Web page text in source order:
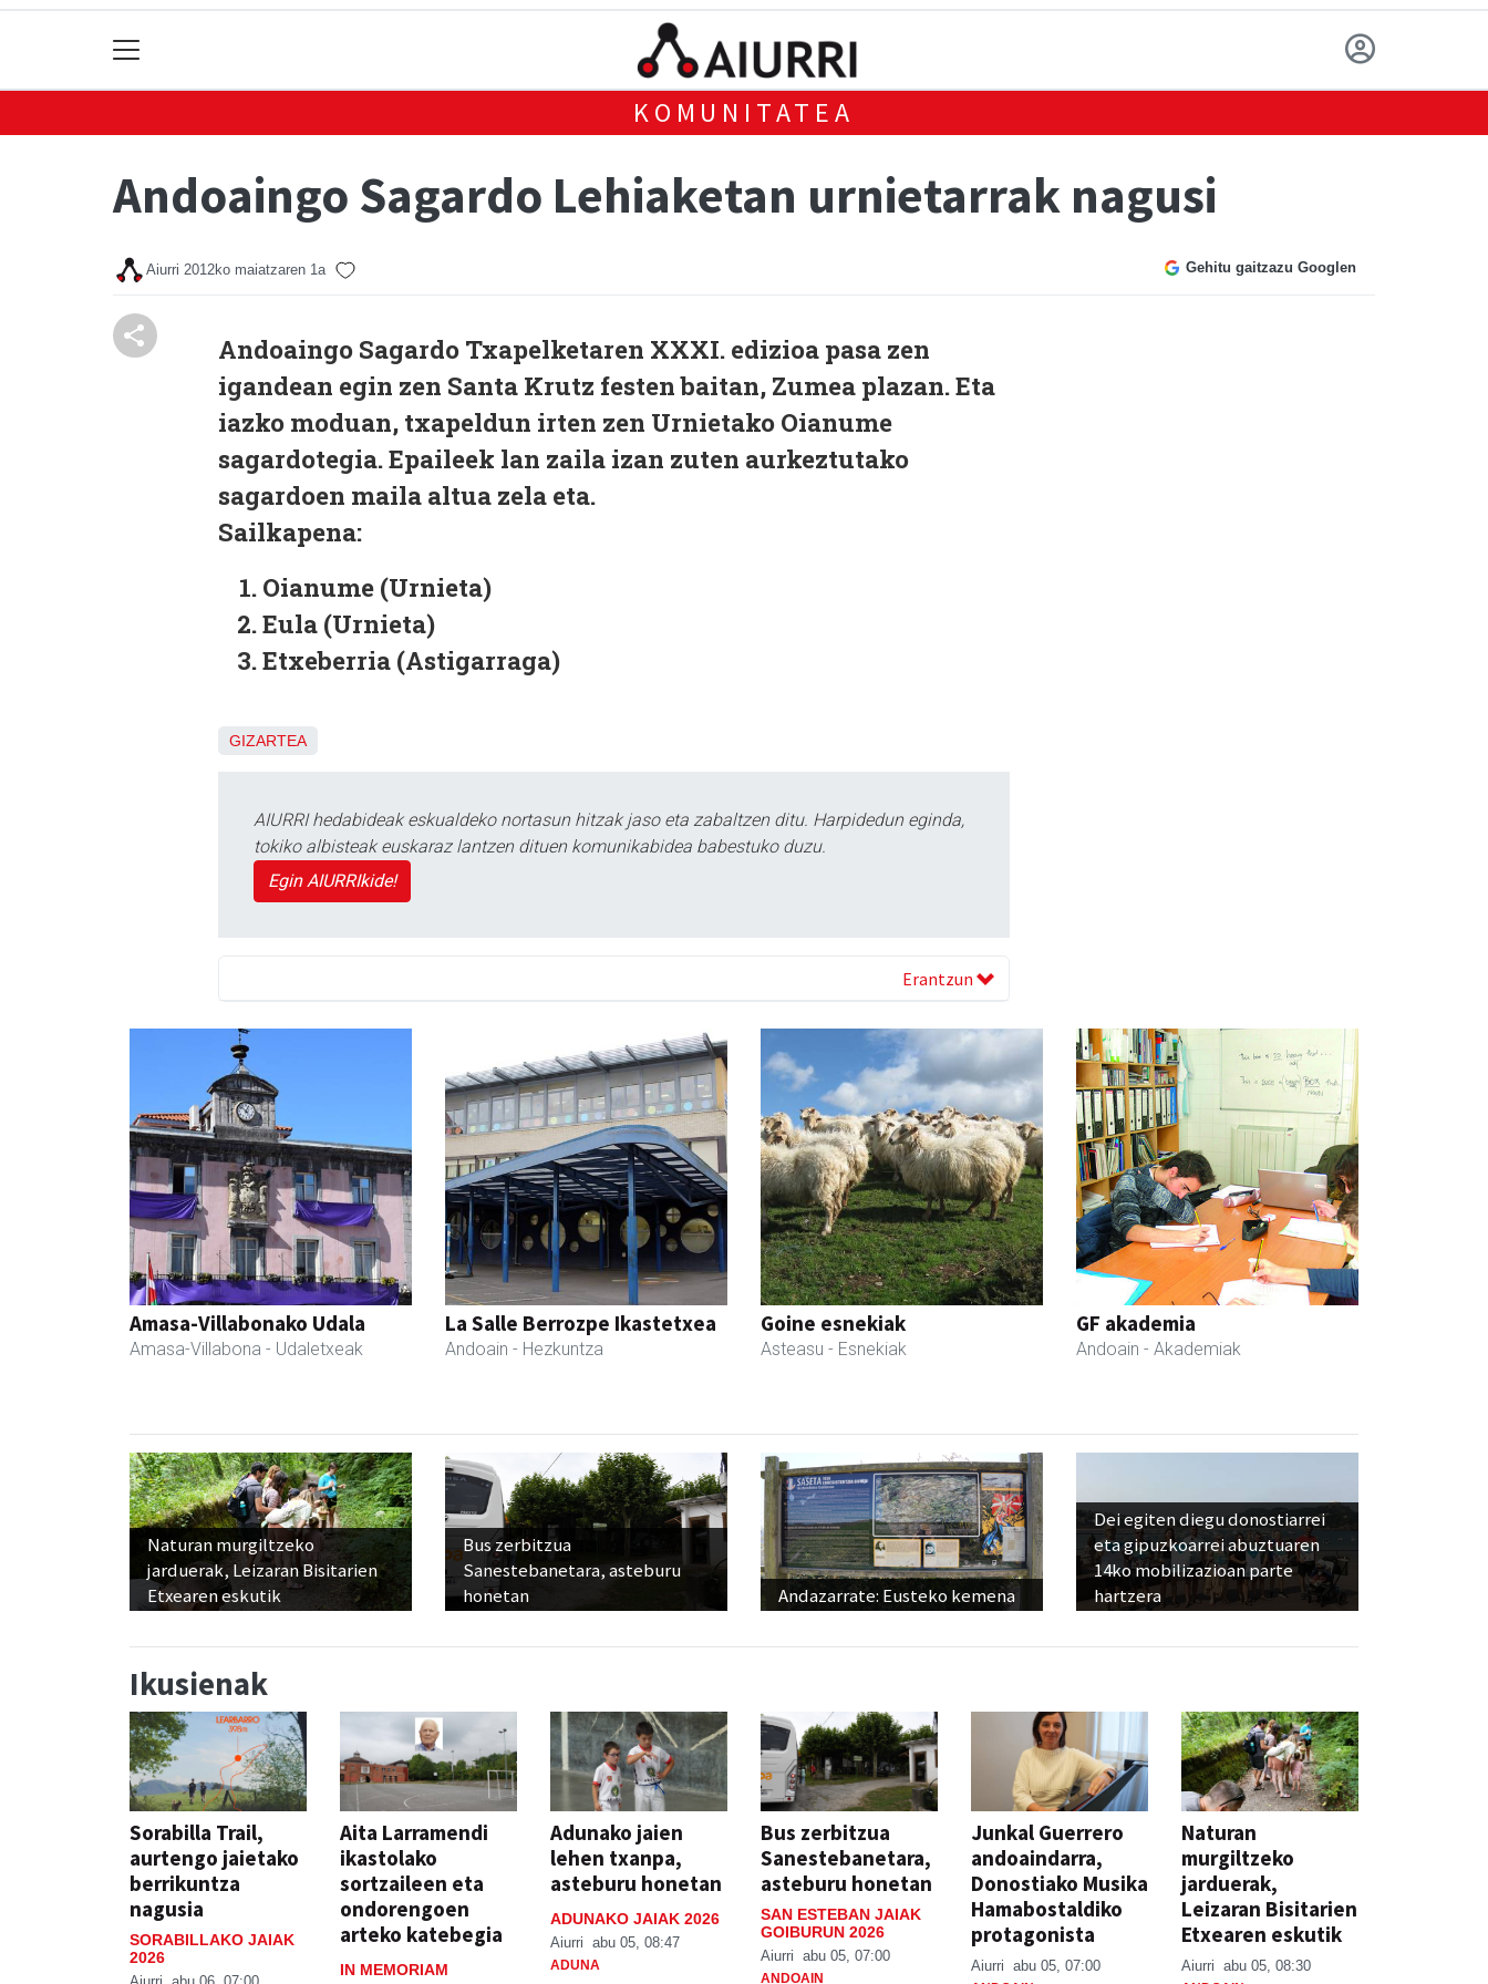
KOMUNITATEA
Andoaingo Sagardo Lehiaketan urnietarrak nagusi
Aiurri 2012ko maiatzaren 1a Gehitu gaitzazu Googlen
Andoaingo Sagardo Txapelketaren XXXI. edizioa pasa zen
igandean egin zen Santa Krutz festen baitan, Zumea plazan. Eta
iazko moduan, txapeldun irten zen Urnietako Oianume
sagardotegia. Epaileek lan zaila izan zuten aurkeztutako
sagardoen maila altua zela eta.
Sailkapena:
Oianume (Urnieta)
Eula (Urnieta)
Etxeberria (Astigarraga)
GIZARTEA
AIURRI hedabideak eskualdeko nortasun hitzak jaso eta zabaltzen ditu. Harpidedun eginda,
tokiko albisteak euskaraz lantzen dituen komunikabidea babestuko duzu.
Egin AIURRIkide!
Erantzun
Amasa-Villabonako Udala
Amasa-Villabona - Udaletxeak
La Salle Berrozpe Ikastetxea
Andoain - Hezkuntza
Goine esnekiak
Asteasu - Esnekiak
GF akademia
Andoain - Akademiak
Naturan murgiltzeko
jarduerak, Leizaran Bisitarien
Etxearen eskutik
Bus zerbitzua
Sanestebanetara, asteburu
honetan
Andazarrate: Eusteko kemena
Dei egiten diegu donostiarrei
eta gipuzkoarrei abuztuaren
14ko mobilizazioan parte
hartzera
Ikusienak
Sorabilla Trail,
aurtengo jaietako
berrikuntza
nagusia
SORABILLAKO JAIAK
2026
Aita Larramendi
ikastolako
sortzaileen eta
ondorengoen
arteko katebegia
IN MEMORIAM
Adunako jaien
lehen txanpa,
asteburu honetan
ADUNAKO JAIAK 2026
Aiurri abu 05, 08:47
ADUNA
Bus zerbitzua
Sanestebanetara,
asteburu honetan
SAN ESTEBAN JAIAK
GOIBURUN 2026
Aiurri abu 05, 07:00
ANDOAIN
Junkal Guerrero
andoaindarra,
Donostiako Musika
Hamabostaldiko
protagonista
Aiurri abu 05, 07:00
Naturan
murgiltzeko
jarduerak,
Leizaran Bisitarien
Etxearen eskutik
Aiurri abu 05, 08:30